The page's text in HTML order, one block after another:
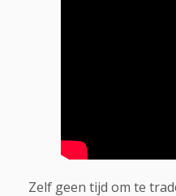
Zelf geen tijd om te